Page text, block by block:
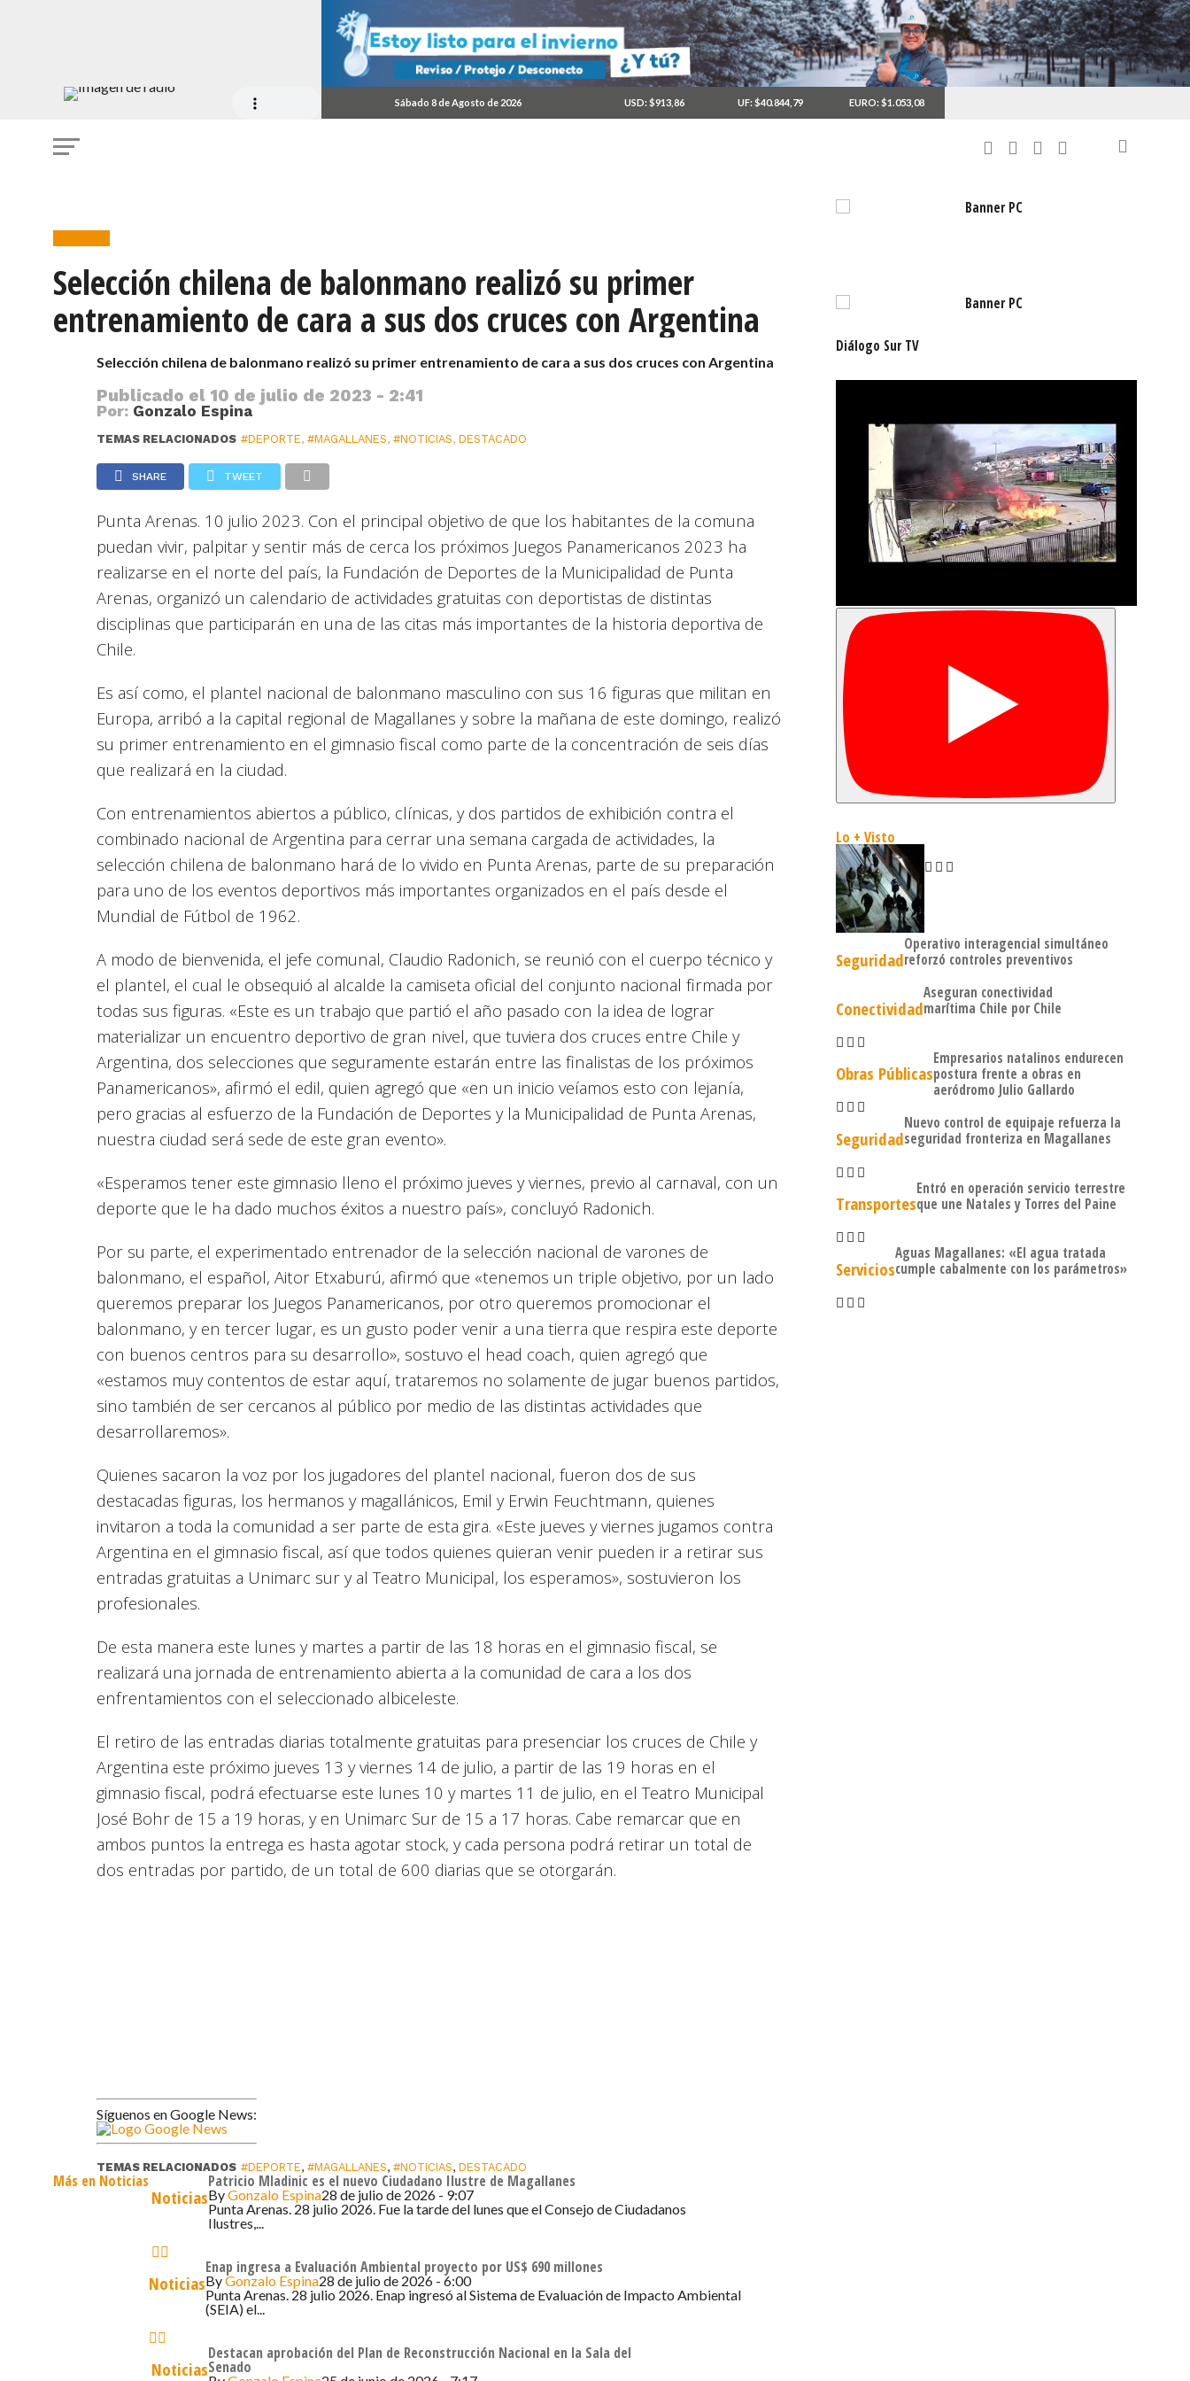
Sábado 8 de Agosto de 2026 USD: $913,86 UF: $40.844,79 EURO: $1.053,08
Noticias
Selección chilena de balonmano realizó su primer
entrenamiento de cara a sus dos cruces con Argentina
Selección chilena de balonmano realizó su primer entrenamiento de cara a sus dos cruces con Argentina
Publicado el 10 de julio de 2023 - 2:41
Por: Gonzalo Espina
TEMAS RELACIONADOS #DEPORTE,#MAGALLANES,#NOTICIAS,DESTACADO
SHARE TWEET
Punta Arenas. 10 julio 2023. Con el principal objetivo de que los habitantes de la comuna
puedan vivir, palpitar y sentir más de cerca los próximos Juegos Panamericanos 2023 ha
realizarse en el norte del país, la Fundación de Deportes de la Municipalidad de Punta
Arenas, organizó un calendario de actividades gratuitas con deportistas de distintas
disciplinas que participarán en una de las citas más importantes de la historia deportiva de
Chile.
Es así como, el plantel nacional de balonmano masculino con sus 16 figuras que militan en
Europa, arribó a la capital regional de Magallanes y sobre la mañana de este domingo, realizó
su primer entrenamiento en el gimnasio fiscal como parte de la concentración de seis días
que realizará en la ciudad.
Con entrenamientos abiertos a público, clínicas, y dos partidos de exhibición contra el
combinado nacional de Argentina para cerrar una semana cargada de actividades, la
selección chilena de balonmano hará de lo vivido en Punta Arenas, parte de su preparación
para uno de los eventos deportivos más importantes organizados en el país desde el
Mundial de Fútbol de 1962.
A modo de bienvenida, el jefe comunal, Claudio Radonich, se reunió con el cuerpo técnico y
el plantel, el cual le obsequió al alcalde la camiseta oficial del conjunto nacional firmada por
todas sus figuras. «Este es un trabajo que partió el año pasado con la idea de lograr
materializar un encuentro deportivo de gran nivel, que tuviera dos cruces entre Chile y
Argentina, dos selecciones que seguramente estarán entre las finalistas de los próximos
Panamericanos», afirmó el edil, quien agregó que «en un inicio veíamos esto con lejanía,
pero gracias al esfuerzo de la Fundación de Deportes y la Municipalidad de Punta Arenas,
nuestra ciudad será sede de este gran evento».
«Esperamos tener este gimnasio lleno el próximo jueves y viernes, previo al carnaval, con un
deporte que le ha dado muchos éxitos a nuestro país», concluyó Radonich.
Por su parte, el experimentado entrenador de la selección nacional de varones de
balonmano, el español, Aitor Etxaburú, afirmó que «tenemos un triple objetivo, por un lado
queremos preparar los Juegos Panamericanos, por otro queremos promocionar el
balonmano, y en tercer lugar, es un gusto poder venir a una tierra que respira este deporte
con buenos centros para su desarrollo», sostuvo el head coach, quien agregó que
«estamos muy contentos de estar aquí, trataremos no solamente de jugar buenos partidos,
sino también de ser cercanos al público por medio de las distintas actividades que
desarrollaremos».
Quienes sacaron la voz por los jugadores del plantel nacional, fueron dos de sus
destacadas figuras, los hermanos y magallánicos, Emil y Erwin Feuchtmann, quienes
invitaron a toda la comunidad a ser parte de esta gira. «Este jueves y viernes jugamos contra
Argentina en el gimnasio fiscal, así que todos quienes quieran venir pueden ir a retirar sus
entradas gratuitas a Unimarc sur y al Teatro Municipal, los esperamos», sostuvieron los
profesionales.
De esta manera este lunes y martes a partir de las 18 horas en el gimnasio fiscal, se
realizará una jornada de entrenamiento abierta a la comunidad de cara a los dos
enfrentamientos con el seleccionado albiceleste.
El retiro de las entradas diarias totalmente gratuitas para presenciar los cruces de Chile y
Argentina este próximo jueves 13 y viernes 14 de julio, a partir de las 19 horas en el
gimnasio fiscal, podrá efectuarse este lunes 10 y martes 11 de julio, en el Teatro Municipal
José Bohr de 15 a 19 horas, y en Unimarc Sur de 15 a 17 horas. Cabe remarcar que en
ambos puntos la entrega es hasta agotar stock, y cada persona podrá retirar un total de
dos entradas por partido, de un total de 600 diarias que se otorgarán.
Síguenos en Google News:
TEMAS RELACIONADOS #DEPORTE,#MAGALLANES,#NOTICIAS,DESTACADO
Más en Noticias
Noticias
Patricio Mladinic es el nuevo Ciudadano Ilustre de Magallanes
ByGonzalo Espina28 de julio de 2026 - 9:07
Punta Arenas. 28 julio 2026. Fue la tarde del lunes que el Consejo de Ciudadanos
Ilustres,...
Noticias
Enap ingresa a Evaluación Ambiental proyecto por US$ 690 millones
ByGonzalo Espina28 de julio de 2026 - 6:00
Punta Arenas. 28 julio 2026. Enap ingresó al Sistema de Evaluación de Impacto Ambiental
(SEIA) el...
Noticias
Destacan aprobación del Plan de Reconstrucción Nacional en la Sala del
Senado
Diálogo Sur TV
Lo + Visto
Seguridad
Operativo interagencial simultáneo
reforzó controles preventivos
Conectividad
Aseguran conectividad
marítima Chile por Chile
Obras Públicas
Empresarios natalinos endurecen
postura frente a obras en
aeródromo Julio Gallardo
Seguridad
Nuevo control de equipaje refuerza la
seguridad fronteriza en Magallanes
Transportes
Entró en operación servicio terrestre
que une Natales y Torres del Paine
Servicios
Aguas Magallanes: «El agua tratada
cumple cabalmente con los parámetros»